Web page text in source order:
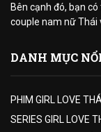
Bên cạnh đó, bạn
couple nam nữ Thái
DANH MỤC
PHIM GIRL LOVE
SERIES GIRL LOVE